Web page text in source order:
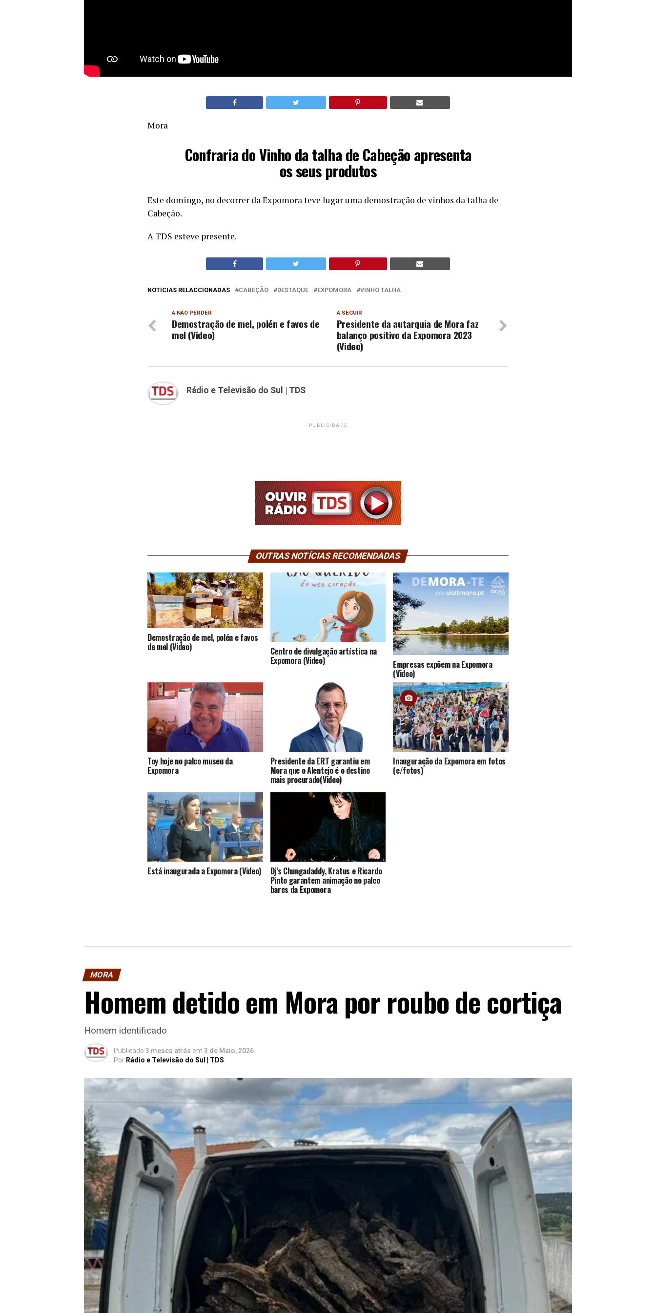
Mora
Confraria do Vinho da talha de Cabeção apresenta
os seus produtos
Este domingo, no decorrer da Expomora teve lugar uma demostração de vinhos da talha de
Cabeção.
A TDS esteve presente.
NOTÍCIAS RELACCIONADAS CABEÇÃO DESTAQUE EXPOMORA VINHO TALHA
A SEGUIR
Presidente da autarquia de Mora faz
balanço positivo da Expomora 2023
(Video)
A NÃO PERDER
Demostração de mel, polén e favos de
mel (Video)
Rádio e Televisão do Sul | TDS
PUBLICIDADE
OUTRAS NOTÍCIAS RECOMENDADAS
Demostração de mel, polén e favos
de mel (Video) Centro de divulgação artística na
Expomora (Video) Empresas expõem na Expomora
(Video)
Toy hoje no palco museu da
Expomora
Presidente da ERT garantiu em
Mora que o Alentejo é o destino
mais procurado(Video)
Inauguração da Expomora em fotos
(c/fotos)
Está inaugurada a Expomora (Video) Dj’s Chungadaddy, Kratus e Ricardo
Pinto garantem animação no palco
bares da Expomora
MORA
Homem detido em Mora por roubo de cortiça
Homem identificado
Publicado 3 meses atrás em 3 de Maio, 2026
Por Rádio e Televisão do Sul | TDS